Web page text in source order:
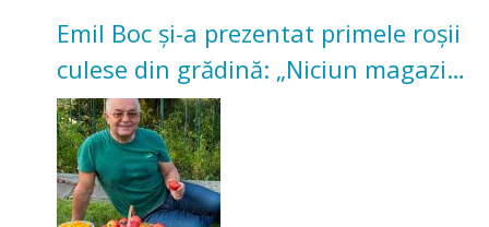
Emil Boc și-a prezentat primele roșii
culese din grădină: „Niciun magazin
nu poate oferi această satisfacție”